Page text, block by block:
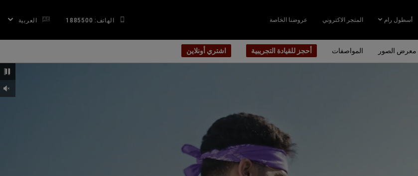
أسطول رام المتجر الاكتروني عروضنا الخاصة الهاتف: 1885500 العربية
معرض الصور المواصفات أحجز للقيادة التجريبية اشتري أونلاين